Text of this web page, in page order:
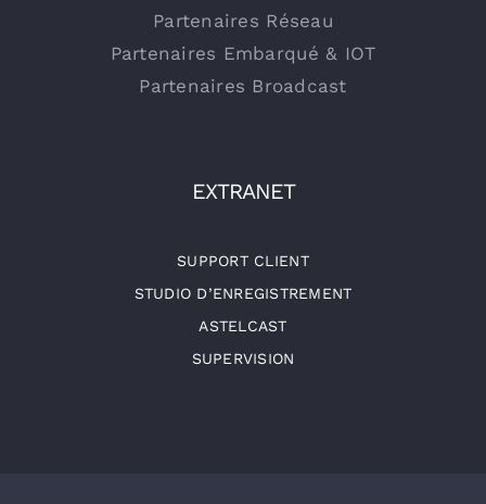
Partenaires Réseau
Partenaires Embarqué & IOT
Partenaires Broadcast
EXTRANET
SUPPORT CLIENT
STUDIO D’ENREGISTREMENT
ASTELCAST
SUPERVISION